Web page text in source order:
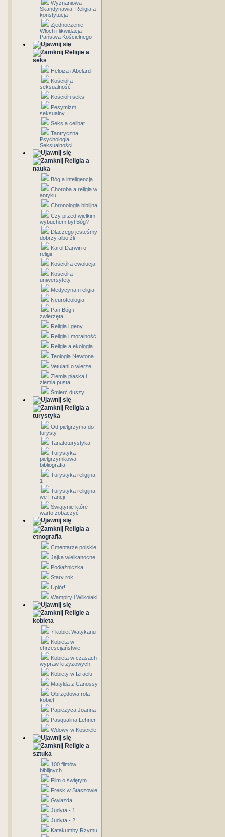
Wyznaniowa
Skandynawia: Religia a
konstytucja
Zjednoczenie
Włoch i likwidacja
Państwa Kościelnego
Religie a
seks
Heloiza i Abelard
Kościół a
seksualność
Kościół i seks
Pesymizm
seksualny
Seks a celibat
Tantryczna
Psychologia
Seksualności
Religia a
nauka
Bóg a inteligencja
Choroba a religia w
antyku
Chronologia biblijna
Czy przed wielkim
wybuchem był Bóg?
Dlaczego jesteśmy
dobrzy albo źli
Karol Darwin o
religii
Kościół a ewolucja
Kościół a
uniwersytety
Medycyna i religia
Neuroteologia
Pan Bóg i
zwierzęta
Religia i geny
Religia i moralność
Religie a ekologia
Teologia Newtona
Vetulani o wierze
Ziemia płaska i
ziemia pusta
Śmierć duszy
Religia a
turystyka
Od pielgrzyma do
turysty
Tanatoturystyka
Turystyka
pielgrzymkowa -
bibliografia
Turystyka religijna
1
Turystyka religijna
we Francji
Świątynie które
warto zobaczyć
Religia a
etnografia
Cmentarze polskie
Jajka wielkanocne
Podłaźniczka
Stary rok
Upiór!
Wampiry i Wilkołaki
Religie a
kobieta
7 kobiet Watykanu
Kobieta w
chrzescijaństwie
Kobieta w czasach
wypraw krzyżowych
Kobiety w Izraelu
Matylda z Canossy
Obrzędowa rola
kobiet
Papieżyca Joanna
Pasqualina Lehner
Wdowy w Kościele
Religie a
sztuka
100 filmów
biblijnych
Film o świętym
Fresk w Staszowie
Gwiazda
Judyta - 1
Judyta - 2
Katakumby Rzymu